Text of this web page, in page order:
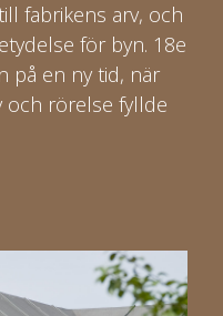
fabrikens arv, och
för byn. 18e
på en ny tid, när
och rörelse fyllde